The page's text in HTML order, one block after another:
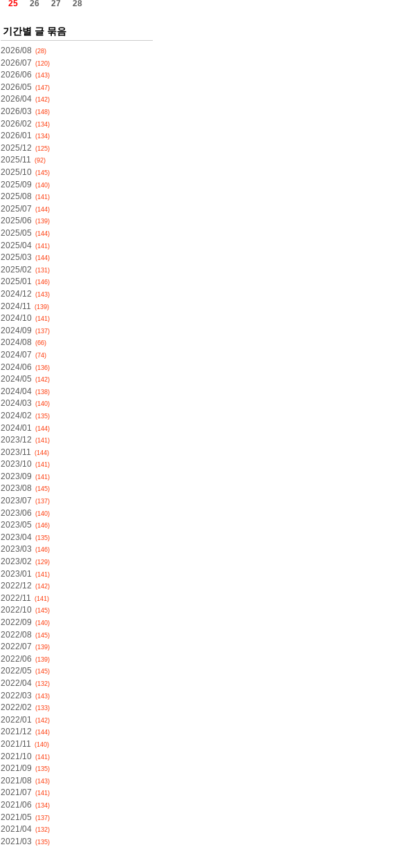
25
26 27 28
기간별 글 묶음
2026/08 (28)
2026/07 (120)
2026/06 (143)
2026/05 (147)
2026/04 (142)
2026/03 (148)
2026/02 (134)
2026/01 (134)
2025/12 (125)
2025/11 (92)
2025/10 (145)
2025/09 (140)
2025/08 (141)
2025/07 (144)
2025/06 (139)
2025/05 (144)
2025/04 (141)
2025/03 (144)
2025/02 (131)
2025/01 (146)
2024/12 (143)
2024/11 (139)
2024/10 (141)
2024/09 (137)
2024/08 (66)
2024/07 (74)
2024/06 (136)
2024/05 (142)
2024/04 (138)
2024/03 (140)
2024/02 (135)
2024/01 (144)
2023/12 (141)
2023/11 (144)
2023/10 (141)
2023/09 (141)
2023/08 (145)
2023/07 (137)
2023/06 (140)
2023/05 (146)
2023/04 (135)
2023/03 (146)
2023/02 (129)
2023/01 (141)
2022/12 (142)
2022/11 (141)
2022/10 (145)
2022/09 (140)
2022/08 (145)
2022/07 (139)
2022/06 (139)
2022/05 (145)
2022/04 (132)
2022/03 (143)
2022/02 (133)
2022/01 (142)
2021/12 (144)
2021/11 (140)
2021/10 (141)
2021/09 (135)
2021/08 (143)
2021/07 (141)
2021/06 (134)
2021/05 (137)
2021/04 (132)
2021/03 (135)